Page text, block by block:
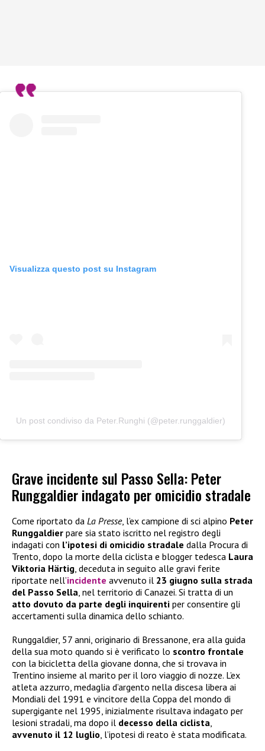
Visualizza questo post su Instagram
Un post condiviso da Peter.Runghi (@peter.runggaldier)
Grave incidente sul Passo Sella: Peter
Runggaldier indagato per omicidio stradale
Come riportato da La Presse, l’ex campione di sci alpino Peter
Runggaldier pare sia stato iscritto nel registro degli
indagati con l’ipotesi di omicidio stradale dalla Procura di
Trento, dopo la morte della ciclista e blogger tedesca Laura
Viktoria Härtig , deceduta in seguito alle gravi ferite
riportate nell’incidente avvenuto il 23 giugno sulla strada
del Passo Sella , nel territorio di Canazei. Si tratta di un
atto dovuto da parte degli inquirenti per consentire gli
accertamenti sulla dinamica dello schianto.
Runggaldier, 57 anni, originario di Bressanone, era alla guida
della sua moto quando si è verificato lo scontro frontale
con la bicicletta della giovane donna, che si trovava in
Trentino insieme al marito per il loro viaggio di nozze. L’ex
atleta azzurro, medaglia d’argento nella discesa libera ai
Mondiali del 1991 e vincitore della Coppa del mondo di
supergigante nel 1995, inizialmente risultava indagato per
lesioni stradali, ma dopo il decesso della ciclista
avvenuto il 12 luglio , l’ipotesi di reato è stata modificata.